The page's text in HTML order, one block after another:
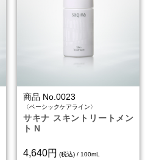
商品 No.0023
〈ベーシックケアライン〉
サキナ スキントリートメン
ト N
4,640円 (税込) / 100mL